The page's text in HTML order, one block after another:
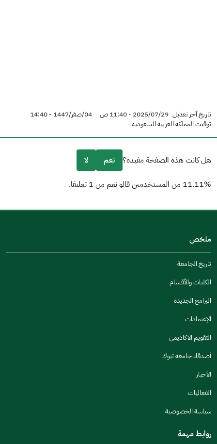
تاريخ آخر تعديل 2025/07/29 - 11:40 ص
04/صفر/1447 - 14:40
توقيت المملكة العربية السعودية
هل كانت هذه الصفحة مفيدة؟ نعم لا
11.11% من المستخدمين قالو نعم من 1 تعليقا.
مكتوبة بشكل جيد
الإجابات كانت مرتبطة
تصميمه يجعله سهل القراءة
أخرى
جنس
اخبرنا عن تجربتك في هذه الخدمة
ملخص
تاريخ الجامعة
الكليات والأقسام
البرامج الجديدة
الإعتمادات
التقويم الاكاديمي
أصدقاء جامعة تبوك
الأخبار
الفعاليات
سياسة الخصوصية
روابط مهمة